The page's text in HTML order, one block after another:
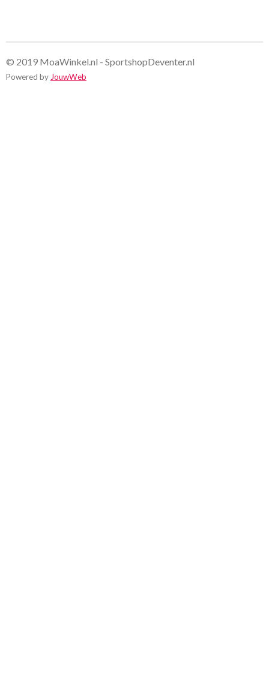
© 2019 MoaWinkel.nl - SportshopDeventer.nl
Powered by JouwWeb